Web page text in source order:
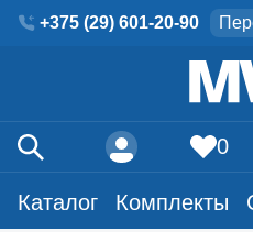
+375 (29) 601-20-90
Каталог Комплекты
0